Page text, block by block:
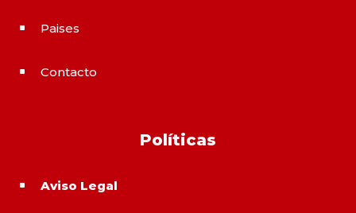
^ Paises
^ Contacto
Políticas
^ Aviso Legal